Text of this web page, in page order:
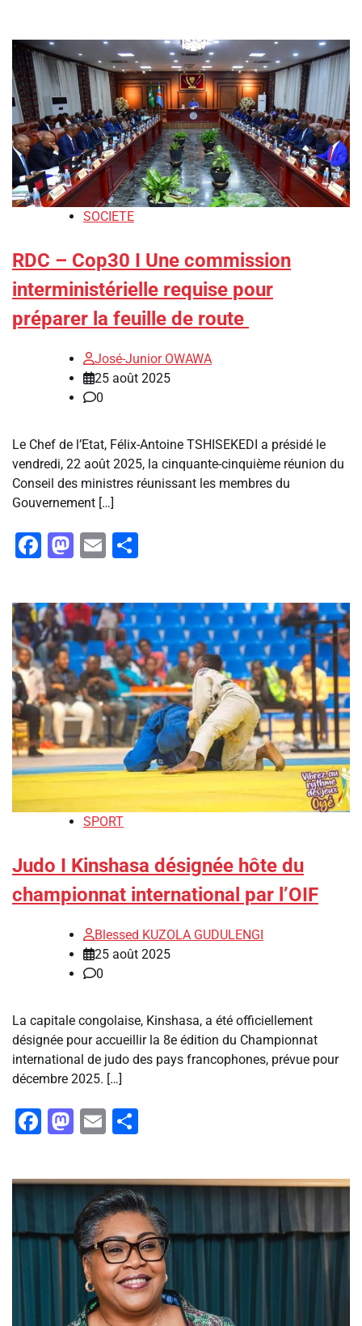
SOCIETE
RDC – Cop30 I Une commission
interministérielle requise pour
préparer la feuille de route
José-Junior OWAWA
25 août 2025
0
Le Chef de l’Etat, Félix-Antoine TSHISEKEDI a présidé le
vendredi, 22 août 2025, la cinquante-cinquième réunion du
Conseil des ministres réunissant les membres du
Gouvernement […]
Facebook
Mastodon
Email
SPORT
Judo I Kinshasa désignée hôte du
championnat international par l’OIF
Blessed KUZOLA GUDULENGI
25 août 2025
0
La capitale congolaise, Kinshasa, a été officiellement
désignée pour accueillir la 8e édition du Championnat
international de judo des pays francophones, prévue pour
décembre 2025. […]
Facebook
Mastodon
Email